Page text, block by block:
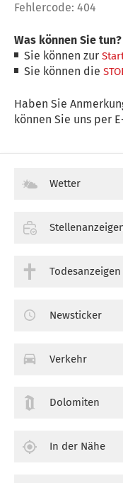
Fehlercode: 404
Was können Sie tun?
Sie können zur
Sie können die
Haben Sie
können Sie uns per
Wetter
Todesanzeigen
Newsticker
Verkehr
Dolomiten
In der Nähe